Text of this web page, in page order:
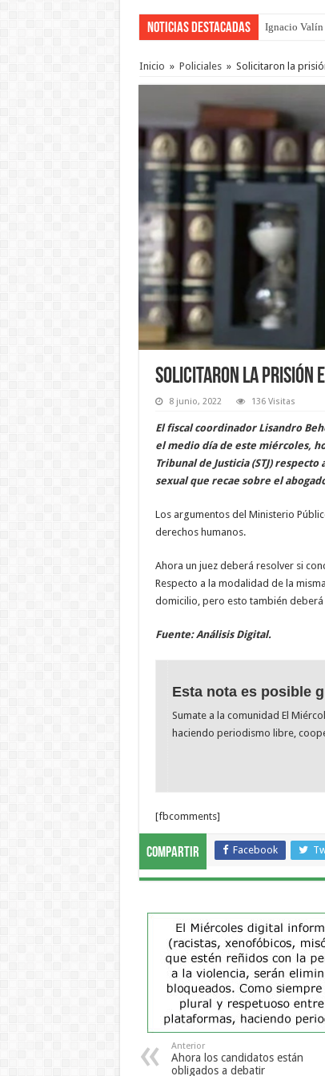
Noticias Destacadas Ignacio Valín
Inicio » Policiales » Solicitaron la
Solicitaron la prisión
8 junio, 2022 136 Visitas
El fiscal coordinador Lisandro
el medio día de este miércoles,
Tribunal de Justicia (STJ)
sexual que recae sobre el
Los argumentos del Ministerio
derechos humanos.
Ahora un juez deberá resolver si
Respecto a la modalidad de la
domicilio, pero esto también
Fuente: Análisis Digital.
Esta nota es posible
Sumate a la comunidad El
haciendo periodismo libre,
[fbcomments]
Compartir Facebook
Anterior
Ahora los candidatos están
obligados a debatir